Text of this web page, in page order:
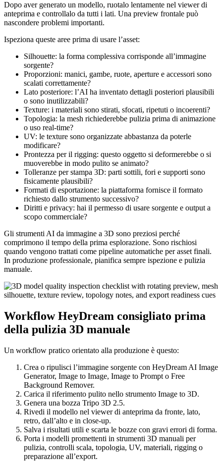
Dopo aver generato un modello, ruotalo lentamente nel viewer di
anteprima e controllalo da tutti i lati. Una preview frontale può
nascondere problemi importanti.
Ispeziona queste aree prima di usare l’asset:
Silhouette: la forma complessiva corrisponde all’immagine
sorgente?
Proporzioni: manici, gambe, ruote, aperture e accessori sono
scalati correttamente?
Lato posteriore: l’AI ha inventato dettagli posteriori plausibili
o sono inutilizzabili?
Texture: i materiali sono stirati, sfocati, ripetuti o incoerenti?
Topologia: la mesh richiederebbe pulizia prima di animazione
o uso real-time?
UV: le texture sono organizzate abbastanza da poterle
modificare?
Prontezza per il rigging: questo oggetto si deformerebbe o si
muoverebbe in modo pulito se animato?
Tolleranze per stampa 3D: parti sottili, fori e supporti sono
fisicamente plausibili?
Formati di esportazione: la piattaforma fornisce il formato
richiesto dallo strumento successivo?
Diritti e privacy: hai il permesso di usare sorgente e output a
scopo commerciale?
Gli strumenti AI da immagine a 3D sono preziosi perché
comprimono il tempo della prima esplorazione. Sono rischiosi
quando vengono trattati come pipeline automatiche per asset finali.
In produzione professionale, pianifica sempre ispezione e pulizia
manuale.
Workflow HeyDream consigliato prima
della pulizia 3D manuale
Un workflow pratico orientato alla produzione è questo:
Crea o ripulisci l’immagine sorgente con HeyDream AI Image
Generator, Image to Image, Image to Prompt o Free
Background Remover.
Carica il riferimento pulito nello strumento Image to 3D.
Genera una bozza Tripo 3D 2.5.
Rivedi il modello nel viewer di anteprima da fronte, lato,
retro, dall’alto e in close-up.
Salva i risultati utili e scarta le bozze con gravi errori di forma.
Porta i modelli promettenti in strumenti 3D manuali per
pulizia, controlli scala, topologia, UV, materiali, rigging o
preparazione all’export.